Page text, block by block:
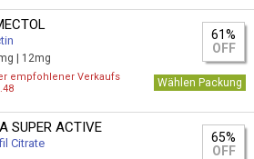
| 12mg
61%
OFF
empfohlener Verkaufs
Wählen Packung
SUPER ACTIVE
Citrate
65%
OFF